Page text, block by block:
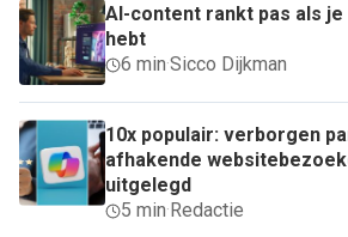
AI-content rankt pas als
hebt
6 min·Sicco Dijkman
10x populair: verborgen
afhakende
uitgelegd
5 min· Redactie